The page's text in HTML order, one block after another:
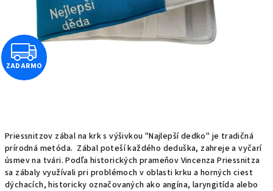
Priessnitzov zábal na krk s výšivkou "Najlepší dedko" je tradičná
prírodná metóda. Zábal poteší každého deduška, zahreje a vyčarí
úsmev na tvári. Podľa historických prameňov Vincenza Priessnitza
sa zábaly využívali pri problémoch v oblasti krku a horných ciest
dýchacích, historicky označovaných ako angína, laryngitída alebo
Z
A
A
R
M
ZADARMO